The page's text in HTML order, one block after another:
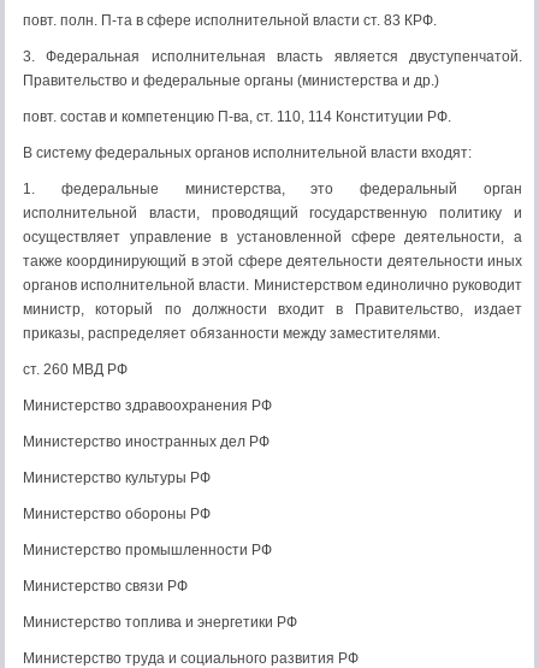
повт. полн. П-та в сфере исполнительной власти ст. 83 КРФ.
3. Федеральная исполнительная власть является двуступенчатой.
Правительство и федеральные органы (министерства и др.)
повт. состав и компетенцию П-ва, ст. 110, 114 Конституции РФ.
В систему федеральных органов исполнительной власти входят:
1. федеральные министерства, это федеральный орган
исполнительной власти, проводящий государственную политику и
осуществляет управление в установленной сфере деятельности, а
также координирующий в этой сфере деятельности деятельности иных
органов исполнительной власти. Министерством единолично руководит
министр, который по должности входит в Правительство, издает
приказы, распределяет обязанности между заместителями.
ст. 260 МВД РФ
Министерство здравоохранения РФ
Министерство иностранных дел РФ
Министерство культуры РФ
Министерство обороны РФ
Министерство промышленности РФ
Министерство связи РФ
Министерство топлива и энергетики РФ
Министерство труда и социального развития РФ